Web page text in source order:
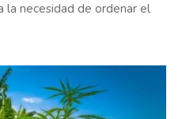
la necesidad de ordenar el